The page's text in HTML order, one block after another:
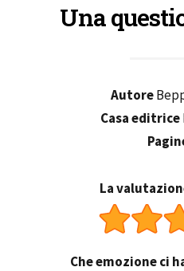
Una
Autore
Casa editrice
La
Che emozione ci